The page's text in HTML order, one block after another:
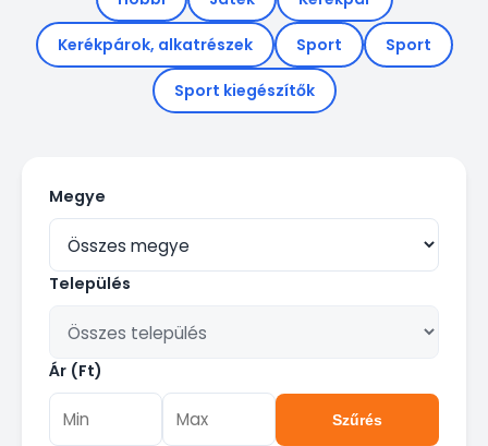
Kerékpárok, alkatrészek Sport Sport
Sport kiegészítők
Megye
Település
Ár (Ft)
Szűrés